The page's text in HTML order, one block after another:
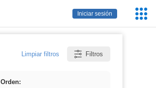
Iniciar sesión
Limpiar filtros Filtros
Orden: